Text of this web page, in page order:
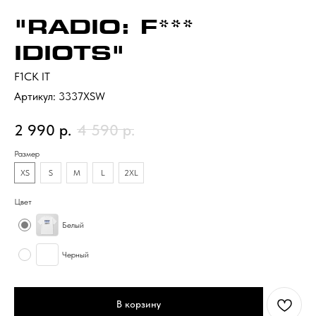
"RADIO: F***
IDIOTS"
F1CK IT
Артикул: 3337XSW
2 990 р. 4 590 р.
Размер
XS
S M L 2XL
Цвет
Белый
Черный
В корзину